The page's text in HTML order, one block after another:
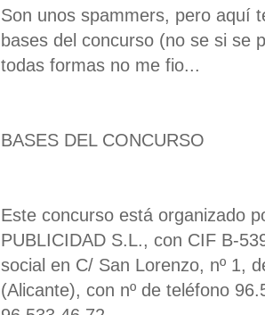
Son unos spammers, pero aquí
bases del concurso (no se si se
todas formas no me fio...
BASES DEL CONCURSO
Este concurso está organizado
PUBLICIDAD S.L., con CIF B-
social en C/ San Lorenzo, nº 1,
(Alicante), con nº de teléfono